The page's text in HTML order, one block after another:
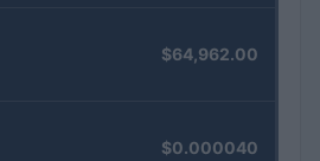
$64,962.00
$0.000040